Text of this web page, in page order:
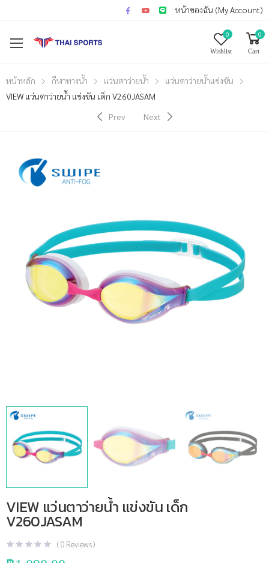
หน้าของฉัน (My Account)
0
Wishlist
0
Cart
หน้าหลัก กีฬาทางน้ำ แว่นตาว่ายน้ำ
แว่นตาว่ายน้ำแข่งขัน
VIEW แว่นตาว่ายน้ำ แข่งขัน เด็ก V260JASAM
Prev
Next
VIEW แว่นตาว่ายน้ำ แข่งขัน เด็ก
V260JASAM
(0 Reviews )